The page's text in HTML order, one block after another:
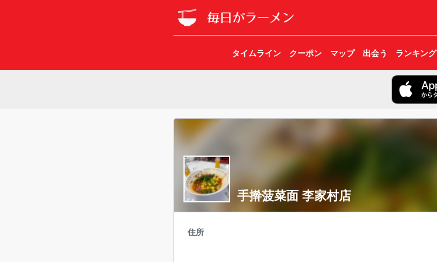
タイムライン クーポン マップ 出会う ランキング
手擀菠菜面 李家村店
住所